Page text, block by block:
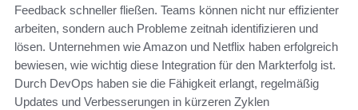
Feedback schneller fließen. Teams können nicht nur effizienter
arbeiten, sondern auch Probleme zeitnah identifizieren und
lösen. Unternehmen wie Amazon und Netflix haben erfolgreich
bewiesen, wie wichtig diese Integration für den Markterfolg ist.
Durch DevOps haben sie die Fähigkeit erlangt, regelmäßig
Updates und Verbesserungen in kürzeren Zyklen